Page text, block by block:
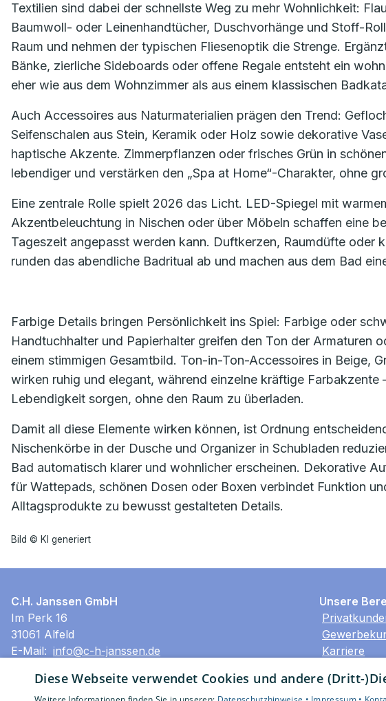
Textilien sind dabei der schnellste Weg zu mehr Wohnlichkeit:
Baumwoll- oder Leinenhandtücher, Duschvorhänge und Stoff-
Raum und nehmen der typischen Fliesenoptik die Strenge.
Bänke, zierliche Sideboards oder offene Regale entsteht ein
eher wie aus dem Wohnzimmer als aus einem klassischen
Auch Accessoires aus Naturmaterialien prägen den Trend:
Seifenschalen aus Stein, Keramik oder Holz sowie dekorative
haptische Akzente. Zimmerpflanzen oder frisches Grün in
lebendiger und verstärken den „Spa at Home“-Charakter, ohne
Eine zentrale Rolle spielt 2026 das Licht. LED-Spiegel mit
Akzentbeleuchtung in Nischen oder über Möbeln schaffen eine
Tageszeit angepasst werden kann. Duftkerzen, Raumdüfte oder
runden das abendliche Badritual ab und machen aus dem Bad
Farbige Details bringen Persönlichkeit ins Spiel: Farbige oder
Handtuchhalter und Papierhalter greifen den Ton der Armaturen
einem stimmigen Gesamtbild. Ton-in-Ton-Accessoires in Beige,
wirken ruhig und elegant, während einzelne kräftige Farbakzente
Lebendigkeit sorgen, ohne den Raum zu überladen.
Damit all diese Elemente wirken können, ist Ordnung
Nischenkörbe in der Dusche und Organizer in Schubladen
Bad automatisch klarer und wohnlicher erscheinen. Dekorative
für Wattepads, schönen Dosen oder Boxen verbindet Funktion
Alltagsprodukte zu bewusst gestalteten Details.
Bild © KI generiert
C.H. Janssen GmbH
Im Perk 16
31061 Alfeld
E-Mail: info@c-h-janssen.de
Impressum
Unsere
Karriere
Kontakt
Diese Webseite verwendet Cookies und andere (Dritt-